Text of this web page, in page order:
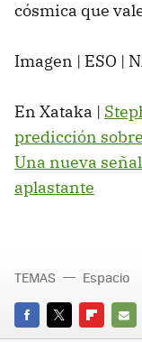
cósmica que
Imagen | ESO |
En Xataka |
predicción
Una nueva
aplastante
TEMAS Espacio